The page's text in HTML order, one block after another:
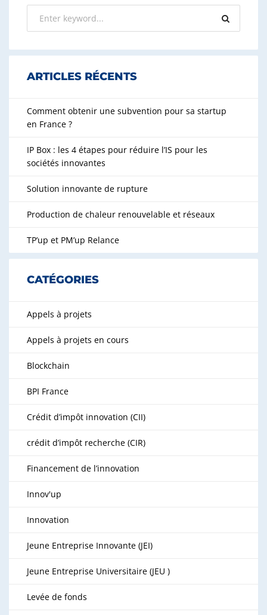
ARTICLES RÉCENTS
Comment obtenir une subvention pour sa startup
en France ?
IP Box : les 4 étapes pour réduire l’IS pour les
sociétés innovantes
Solution innovante de rupture
Production de chaleur renouvelable et réseaux
TP’up et PM’up Relance
CATÉGORIES
Appels à projets
Appels à projets en cours
Blockchain
BPI France
Crédit d’impôt innovation (CII)
crédit d’impôt recherche (CIR)
Financement de l’innovation
Innov'up
Innovation
Jeune Entreprise Innovante (JEI)
Jeune Entreprise Universitaire (JEU )
Levée de fonds